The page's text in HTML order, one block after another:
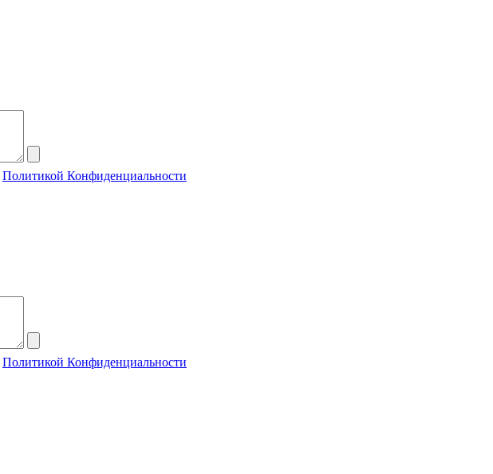
Политикой Конфиденциальности
Политикой Конфиденциальности